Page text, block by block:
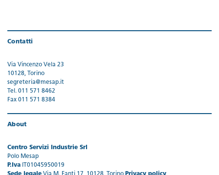
Contatti
Via Vincenzo Vela 23
10128, Torino
segreteria@mesap.it
Tel. 011 571 8462
Fax 011 571 8384
About
Centro Servizi Industrie Srl
Polo Mesap
P.Iva IT01045950019
Sede legale Via M. Fanti 17, 10128, Torino Privacy policy